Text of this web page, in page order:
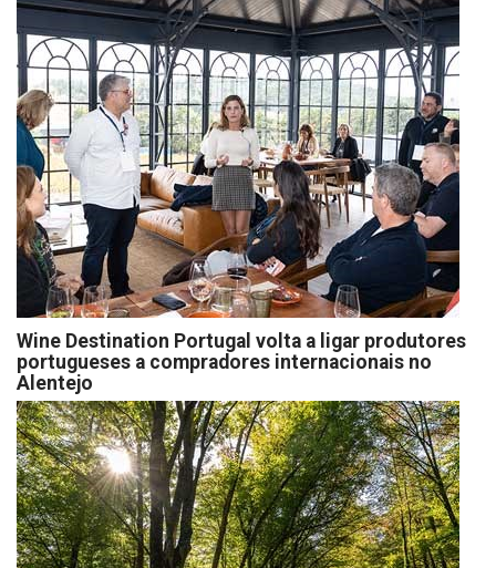
Wine Destination Portugal volta a ligar produtores
portugueses a compradores internacionais no
Alentejo